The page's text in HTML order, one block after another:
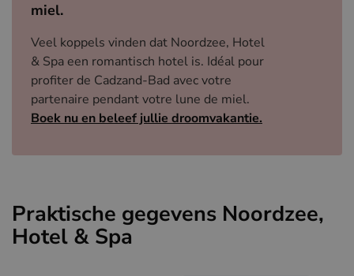
miel.
Veel koppels vinden dat Noordzee, Hotel
& Spa een romantisch hotel is. Idéal pour
profiter de Cadzand-Bad avec votre
partenaire pendant votre lune de miel.
Boek nu en beleef jullie droomvakantie.
Praktische gegevens Noordzee,
Hotel & Spa